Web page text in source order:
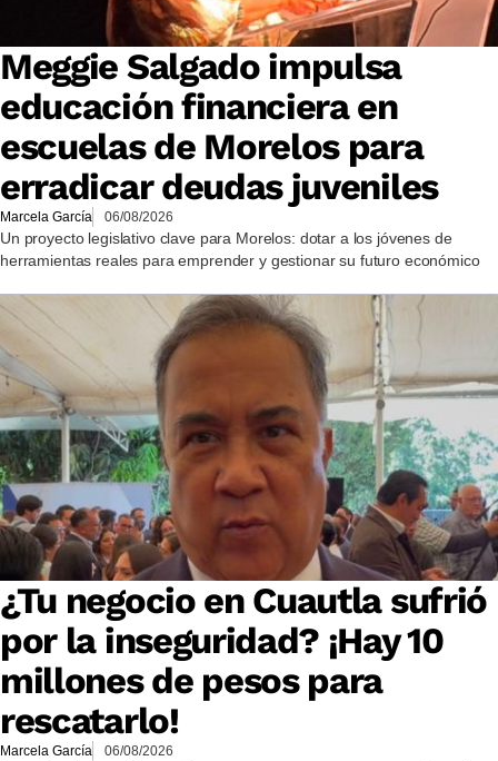
Meggie Salgado impulsa
educación financiera en
escuelas de Morelos para
erradicar deudas juveniles
Marcela García 06/08/2026
Un proyecto legislativo clave para Morelos: dotar a los jóvenes de
herramientas reales para emprender y gestionar su futuro económico
¿Tu negocio en Cuautla sufrió
por la inseguridad? ¡Hay 10
millones de pesos para
rescatarlo!
Marcela García 06/08/2026